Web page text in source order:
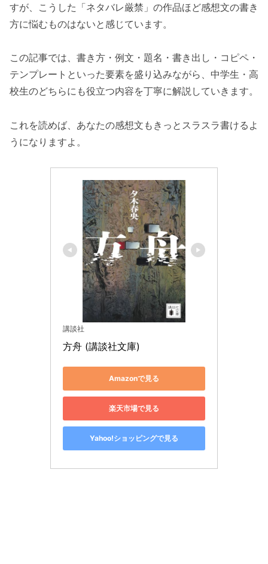
すが、こうした「ネタバレ厳禁」の作品ほど感想文の書き
方に悩むものはないと感じています。
この記事では、書き方・例文・題名・書き出し・コピペ・
テンプレートといった要素を盛り込みながら、中学生・高
校生のどちらにも役立つ内容を丁寧に解説していきます。
これを読めば、あなたの感想文もきっとスラスラ書けるよ
うになりますよ。
講談社
方舟 (講談社文庫)
Amazonで見る
楽天市場で見る
Yahoo!ショッピングで見る